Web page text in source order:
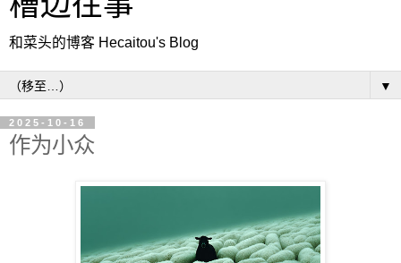
和菜头的博客 Hecaitou's Blog
▼
2025-10-16
作为小众